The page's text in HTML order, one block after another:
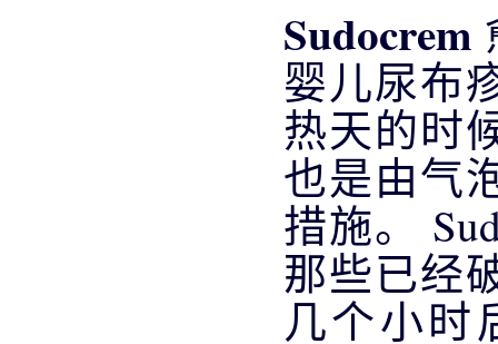
Sudocrem
婴儿尿布
热天的时
也是由气
措施。
那些已经
几个小时